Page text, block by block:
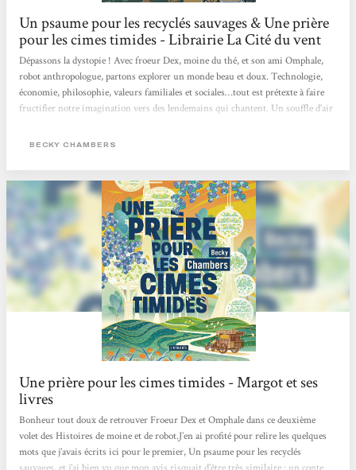
Un psaume pour les recyclés sauvages & Une prière
pour les cimes timides - Librairie La Cité du vent
Dépassons la dystopie ! Avec froeur Dex, moine du thé, et son ami Omphale,
robot anthropologue, partons explorer un monde beau et doux. Technologie,
économie, philosophie, valeurs familiales et sociales…tout est prétexte à faire
fructifier notre imagination vers des lendemains qui chantent. Un souffle d’air
Surgers pour la traduction.
BECKY CHAMBERS
Une prière pour les cimes timides - Margot et ses
livres
Bonheur tout doux de retrouver Froeur Dex et Omphale dans ce deuxième
volet des Histoires de moine et de robot.J’en ai profité pour relire les quelques
mots que j’avais écrits ici pour le premier, Un psaume pour les recyclés